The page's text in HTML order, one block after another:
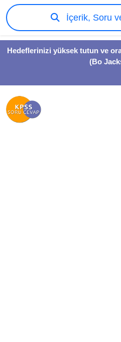
Hedeflerinizi yüksek tutun ve
(Bo
İçerik, Soru